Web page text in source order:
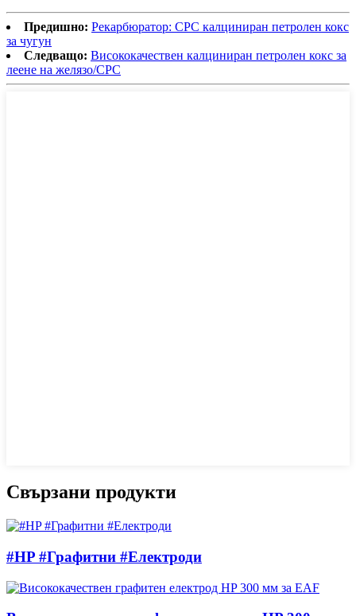
Предишно: Рекарбюратор: CPC калциниран петролен кокс
за чугун
Следващо: Висококачествен калциниран петролен кокс за
леене на желязо/CPC
Свързани продукти
#HP #Графитни #Електроди